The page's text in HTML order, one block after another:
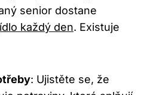
senior dostane
každý den. Existuje
: Ujistěte se, že